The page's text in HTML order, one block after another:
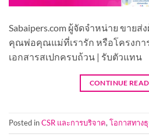
Sabaipers.com ผู้จัดจำหน่าย ขาย
คุณพ่อคุณแม่ที่เรารัก หรือโครงกา
เอกสารสเปกครบถ้วน | รับตัวแทน
CONTINUE
Posted inCSR และการบริจาค, โอกาสทาง